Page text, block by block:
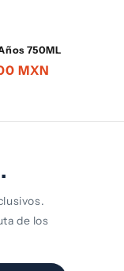
750ML
MXN
de los